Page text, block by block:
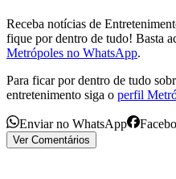
Receba notícias de
fique por dentro de tudo! Basta
Metrópoles no WhatsApp.
Para ficar por dentro de tudo
entretenimento siga o perfil
Enviar no WhatsApp
Ver Comentários